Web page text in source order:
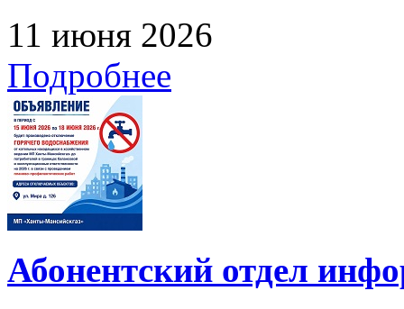
11 июня 2026
Подробнее
Абонентский отдел